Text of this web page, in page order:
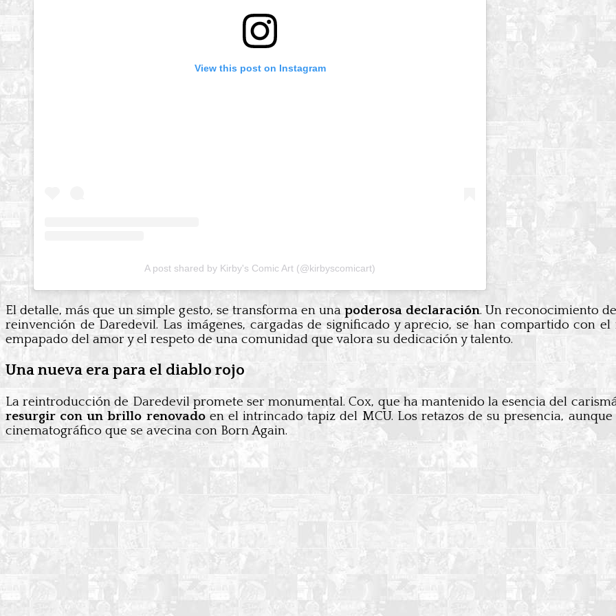
View this post on Instagram
A post shared by Kirby's Comic Art (@kirbyscomicart)
El detalle, más que un simple gesto, se transforma en una poderosa declaración. Un reconocimiento
reinvención de Daredevil. Las imágenes, cargadas de significado y aprecio, se han compartido con
empapado del amor y el respeto de una comunidad que valora su dedicación y talento.
Una nueva era para el diablo rojo
La reintroducción de Daredevil promete ser monumental. Cox, que ha mantenido la esencia del
resurgir con un brillo renovadoen el intrincado tapiz del MCU. Los retazos de su presencia,
cinematográfico que se avecina con Born Again.